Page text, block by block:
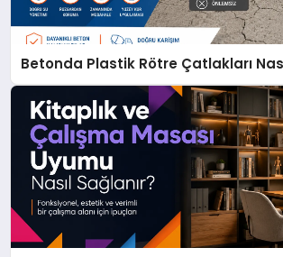
Betonda Plastik Rötre Çatlakları